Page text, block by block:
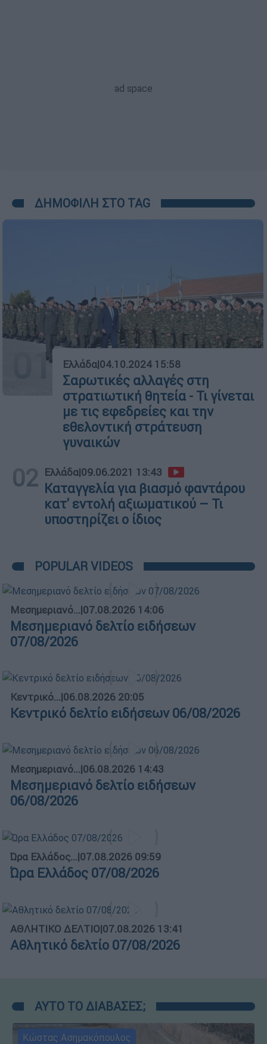
ΔΗΜΟΦΙΛΗ ΣΤΟ TAG
01 Ελλάδα|04.10.2024 15:58
Σαρωτικές αλλαγές στη
στρατιωτική θητεία - Τι γίνεται
με τις εφεδρείες και την
εθελοντική στράτευση
γυναικών
02 Ελλάδα|09.06.2021 13:43
Καταγγελία για βιασμό φαντάρου
κατ' εντολή αξιωματικού – Τι
υποστηρίζει ο ίδιος
POPULAR VIDEOS
Μεσημεριανό...|07.08.2026 14:06
Μεσημεριανό δελτίο ειδήσεων
07/08/2026
Κεντρικό...|06.08.2026 20:05
Κεντρικό δελτίο ειδήσεων 06/08/2026
Μεσημεριανό...|06.08.2026 14:43
Μεσημεριανό δελτίο ειδήσεων
06/08/2026
Ώρα Ελλάδος...|07.08.2026 09:59
Ώρα Ελλάδος 07/08/2026
ΑΘΛΗΤΙΚΟ ΔΕΛΤΙΟ|07.08.2026 13:41
Αθλητικό δελτίο 07/08/2026
ΑΥΤΟ ΤΟ ΔΙΑΒΑΣΕΣ;
Κώστας Ασημακόπουλος